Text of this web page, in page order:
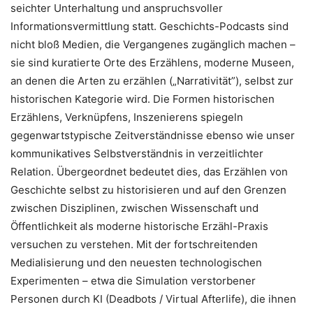
seichter Unterhaltung und anspruchsvoller
Informationsvermittlung statt. Geschichts-Podcasts sind
nicht bloß Medien, die Vergangenes zugänglich machen –
sie sind kuratierte Orte des Erzählens, moderne Museen,
an denen die Arten zu erzählen („Narrativität”), selbst zur
historischen Kategorie wird. Die Formen historischen
Erzählens, Verknüpfens, Inszenierens spiegeln
gegenwartstypische Zeitverständnisse ebenso wie unser
kommunikatives Selbstverständnis in verzeitlichter
Relation. Übergeordnet bedeutet dies, das Erzählen von
Geschichte selbst zu historisieren und auf den Grenzen
zwischen Disziplinen, zwischen Wissenschaft und
Öffentlichkeit als moderne historische Erzähl-Praxis
versuchen zu verstehen. Mit der fortschreitenden
Medialisierung und den neuesten technologischen
Experimenten – etwa die Simulation verstorbener
Personen durch KI (Deadbots / Virtual Afterlife), die ihnen